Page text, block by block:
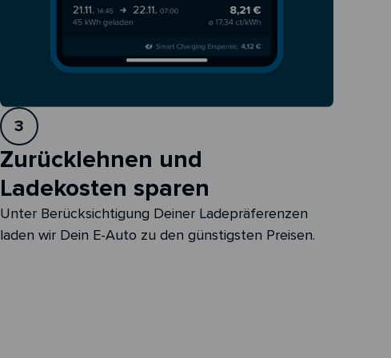
3
Zurücklehnen und
Ladekosten sparen
Unter Berücksichtigung Deiner Ladepräferenzen
laden wir Dein E-Auto zu den günstigsten Preisen.